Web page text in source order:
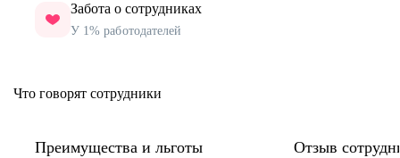
Забота о сотрудниках
У 1% работодателей
Что говорят сотрудники
Преимущества и льготы
Отзыв